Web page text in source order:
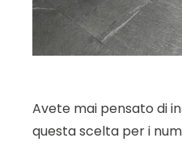
Avete mai pensato di
questa scelta per i